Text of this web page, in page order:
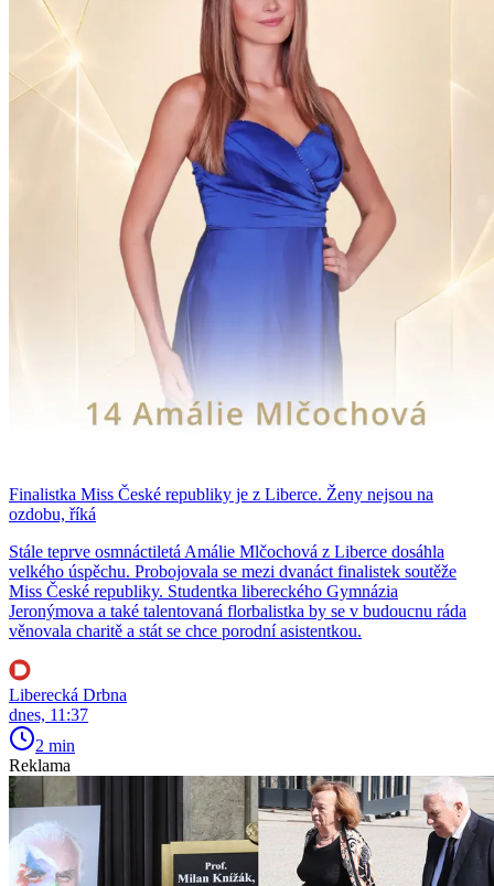
Finalistka Miss České republiky je z Liberce. Ženy nejsou na
ozdobu, říká
Stále teprve osmnáctiletá Amálie Mlčochová z Liberce dosáhla
velkého úspěchu. Probojovala se mezi dvanáct finalistek soutěže
Miss České republiky. Studentka libereckého Gymnázia
Jeronýmova a také talentovaná florbalistka by se v budoucnu ráda
věnovala charitě a stát se chce porodní asistentkou.
Liberecká Drbna
dnes, 11:37
2 min
Reklama